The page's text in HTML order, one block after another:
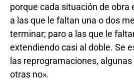
porque cada situación de obra
a las que le faltan una o dos
terminar; paro a las que le
extendiendo casi al doble. Se
las reprogramaciones,
otras no».